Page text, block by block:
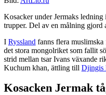
Kosacker under Jermaks
trupper. Del av en målning
I Ryssland fanns flera muslimska
det stora mongolriket som fallit
strid mellan tsar Ivans växande
Kuchum khan, ättling till Djingis
Kosacken Jermak